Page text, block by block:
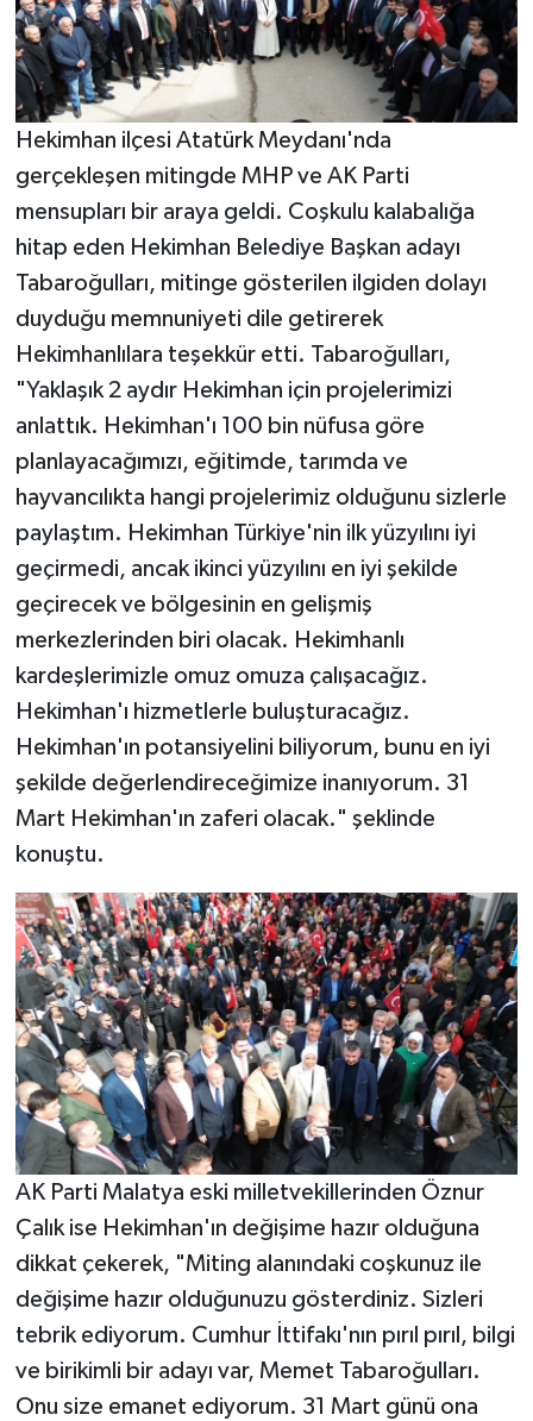
Hekimhan ilçesi Atatürk Meydanı'nda
gerçekleşen mitingde MHP ve AK Parti
mensupları bir araya geldi. Coşkulu kalabalığa
hitap eden Hekimhan Belediye Başkan adayı
Tabaroğulları, mitinge gösterilen ilgiden dolayı
duyduğu memnuniyeti dile getirerek
Hekimhanlılara teşekkür etti. Tabaroğulları,
"Yaklaşık 2 aydır Hekimhan için projelerimizi
anlattık. Hekimhan'ı 100 bin nüfusa göre
planlayacağımızı, eğitimde, tarımda ve
hayvancılıkta hangi projelerimiz olduğunu sizlerle
paylaştım. Hekimhan Türkiye'nin ilk yüzyılını iyi
geçirmedi, ancak ikinci yüzyılını en iyi şekilde
geçirecek ve bölgesinin en gelişmiş
merkezlerinden biri olacak. Hekimhanlı
kardeşlerimizle omuz omuza çalışacağız.
Hekimhan'ı hizmetlerle buluşturacağız.
Hekimhan'ın potansiyelini biliyorum, bunu en iyi
şekilde değerlendireceğimize inanıyorum. 31
Mart Hekimhan'ın zaferi olacak." şeklinde
konuştu.
AK Parti Malatya eski milletvekillerinden Öznur
Çalık ise Hekimhan'ın değişime hazır olduğuna
dikkat çekerek, "Miting alanındaki coşkunuz ile
değişime hazır olduğunuzu gösterdiniz. Sizleri
tebrik ediyorum. Cumhur İttifakı'nın pırıl pırıl, bilgi
ve birikimli bir adayı var, Memet Tabaroğulları.
Onu size emanet ediyorum. 31 Mart günü ona